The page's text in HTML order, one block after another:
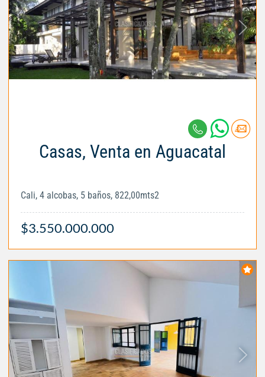
Casas, Venta en Aguacatal
Cali, 4 alcobas, 5 baños, 822,00mts2
$3.550.000.000